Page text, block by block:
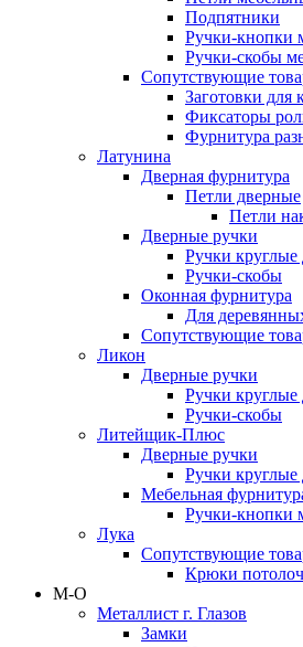
Подпятники
Ручки-кнопки
Ручки-скобы
Сопутствующие
Заготовки для
Фиксаторы
Фурнитура
Латунина
Дверная фурнитура
Петли дверные
Петли
Дверные ручки
Ручки круглые
Ручки-скобы
Оконная фурнитура
Для
Сопутствующие
Ликон
Дверные ручки
Ручки круглые
Ручки-скобы
Литейщик-Плюс
Дверные ручки
Ручки круглые
Мебельная
Ручки-кнопки
Лука
Сопутствующие
Крюки
М-О
Металлист г. Глазов
Замки